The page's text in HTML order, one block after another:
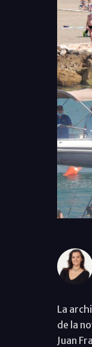
La
de la
Juan